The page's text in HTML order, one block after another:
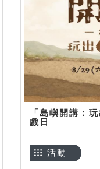
「島嶼開講：
戲日
活動